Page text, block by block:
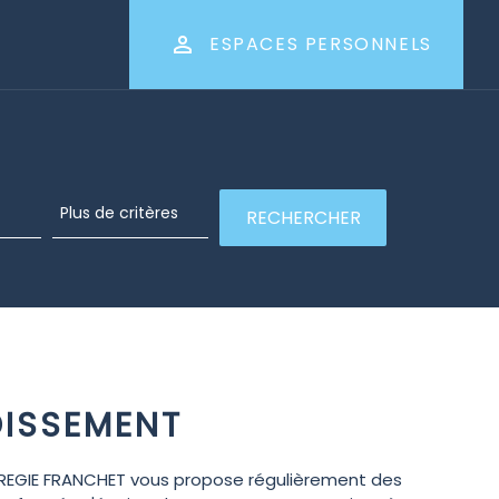
ESPACES PERSONNELS
FRANCHET vous propose régulièrement des